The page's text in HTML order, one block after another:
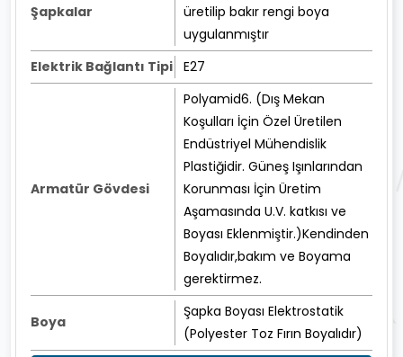
Şapkalar
üretilip bakır rengi boya
uygulanmıştır
Elektrik Bağlantı Tipi
E27
Armatür Gövdesi
Polyamid6. (Dış Mekan
Koşulları İçin Özel Üretilen
Endüstriyel Mühendislik
Plastiğidir. Güneş Işınlarından
Korunması İçin Üretim
Aşamasında U.V. katkısı ve
Boyası Eklenmiştir.)Kendinden
Boyalıdır,bakım ve Boyama
gerektirmez.
Boya
Şapka Boyası Elektrostatik
(Polyester Toz Fırın Boyalıdır)